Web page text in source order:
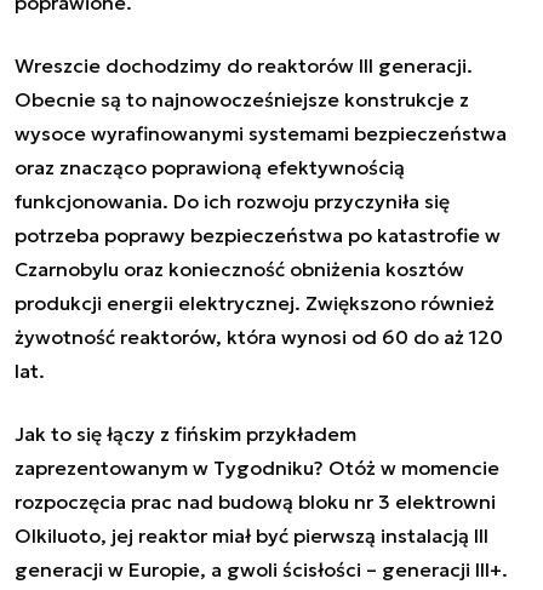
Wreszcie dochodzimy do reaktorów III generacji.
Obecnie są to najnowocześniejsze konstrukcje z
wysoce wyrafinowanymi systemami bezpieczeństwa
oraz znacząco poprawioną efektywnością
funkcjonowania. Do ich rozwoju przyczyniła się
potrzeba poprawy bezpieczeństwa po katastrofie w
Czarnobylu oraz konieczność obniżenia kosztów
produkcji energii elektrycznej. Zwiększono również
żywotność reaktorów, która wynosi od 60 do aż 120
lat.
Jak to się łączy z fińskim przykładem
zaprezentowanym w Tygodniku? Otóż w momencie
rozpoczęcia prac nad budową bloku nr 3 elektrowni
Olkiluoto, jej reaktor miał być pierwszą instalacją III
generacji w Europie, a gwoli ścisłości – generacji III+.